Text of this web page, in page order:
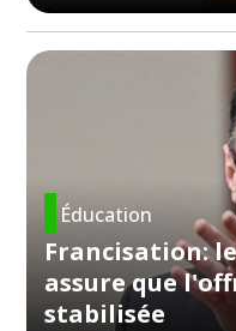
Éducation
Francisation:
assure que
stabilisée